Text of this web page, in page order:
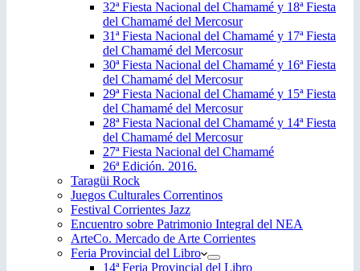
32ª Fiesta Nacional del Chamamé y 18ª Fiesta
del Chamamé del Mercosur
31ª Fiesta Nacional del Chamamé y 17ª Fiesta
del Chamamé del Mercosur
30ª Fiesta Nacional del Chamamé y 16ª Fiesta
del Chamamé del Mercosur
29ª Fiesta Nacional del Chamamé y 15ª Fiesta
del Chamamé del Mercosur
28ª Fiesta Nacional del Chamamé y 14ª Fiesta
del Chamamé del Mercosur
27ª Fiesta Nacional del Chamamé
26ª Edición. 2016.
Taragüi Rock
Juegos Culturales Correntinos
Festival Corrientes Jazz
Encuentro sobre Patrimonio Integral del NEA
ArteCo. Mercado de Arte Corrientes
Feria Provincial del Libro
14ª Feria Provincial del Libro